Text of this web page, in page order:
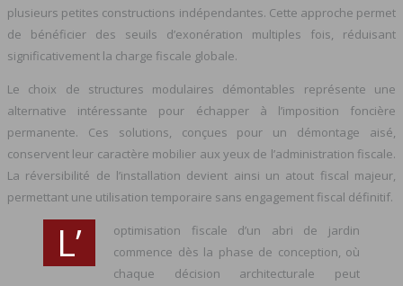
plusieurs petites constructions indépendantes. Cette approche permet
de bénéficier des seuils d’exonération multiples fois, réduisant
significativement la charge fiscale globale.
Le choix de structures modulaires démontables représente une
alternative intéressante pour échapper à l’imposition foncière
permanente. Ces solutions, conçues pour un démontage aisé,
conservent leur caractère mobilier aux yeux de l’administration fiscale.
La réversibilité de l’installation devient ainsi un atout fiscal majeur,
permettant une utilisation temporaire sans engagement fiscal définitif.
L’
optimisation fiscale d’un abri de jardin
commence dès la phase de conception, où
chaque décision architecturale peut